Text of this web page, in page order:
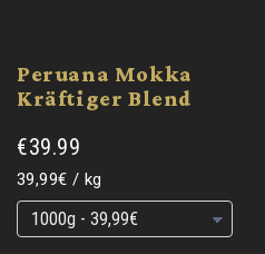
Peruana Mokka
Kräftiger Blend
€39.99
Grundpreis
39,99€ / pro
kg
Grundpreis
Grundpreis